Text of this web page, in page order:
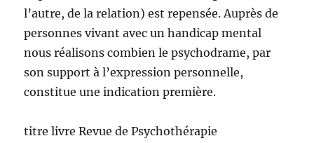
l’autre, de la relation) est repensée. Auprès de
personnes vivant avec un handicap mental
nous réalisons combien le psychodrame, par
son support à l’expression personnelle,
constitue une indication première.
titre livre Revue de Psychothérapie